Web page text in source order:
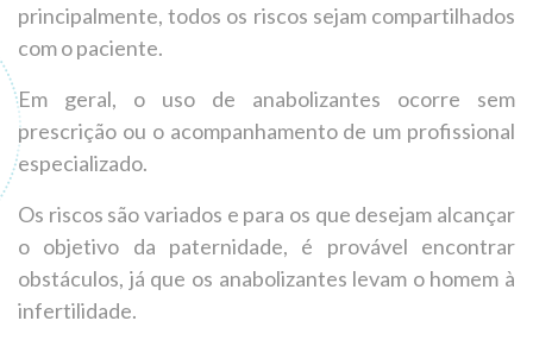
principalmente, todos os riscos sejam compartilhados
com o paciente.
Em geral, o uso de anabolizantes ocorre sem
prescrição ou o acompanhamento de um profissional
especializado.
Os riscos são variados e para os que desejam alcançar
o objetivo da paternidade, é provável encontrar
obstáculos, já que os anabolizantes levam o homem à
infertilidade.